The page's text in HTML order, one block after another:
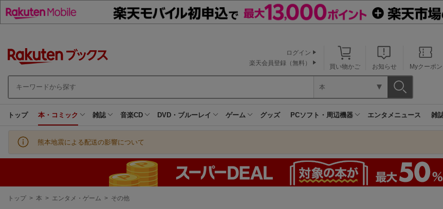
買い物かご お知らせ Myクーポン
ログイン
楽天会員登録（無料）
本
トップ 本・コミック 雑誌 音楽CD DVD・ブルーレイ ゲーム グッズ PCソフト・周辺機器 エンタメニュース 雑
熊本地震による配送の影響について
現
トップ > 本 > エンタメ・ゲーム > その他